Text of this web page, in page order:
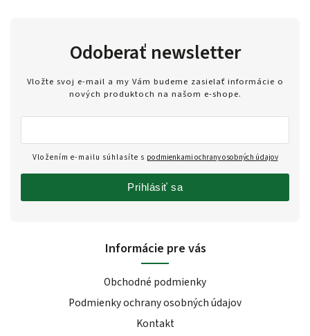
Informácie pre vás
Obchodné podmienky
Podmienky ochrany osobných údajov
Kontakt
Odoberať newsletter
Vložte svoj e-mail a my Vám budeme zasielať informácie o
nových produktoch na našom e-shope.
Vložením e-mailu súhlasíte s podmienkami ochrany osobných údajov
Prihlásiť sa